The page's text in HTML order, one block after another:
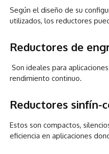
Según el diseño de su
utilizados, los reductores
Reductores de
Son ideales para
rendimiento continuo.
Reductores sinfín-
Estos son compactos,
eficiencia en aplicaciones